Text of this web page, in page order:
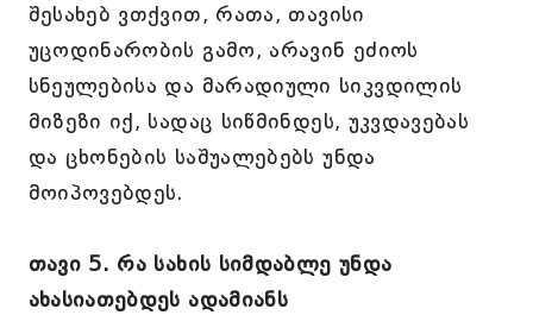
შესახებ ვთქვით, რათა, თავისი
უცოდინარობის გამო, არავინ ეძიოს
სნეულებისა და მარადიული სიკვდილის
მიზეზი იქ, სადაც სიწმინდეს, უკვდავებას
და ცხონების საშუალებებს უნდა
მოიპოვებდეს.
თავი 5. რა სახის სიმდაბლე უნდა
ახასიათებდეს ადამიანს